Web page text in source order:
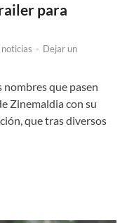
para
- Dejar un
que pasen
Zinemaldia con su
que tras diversos